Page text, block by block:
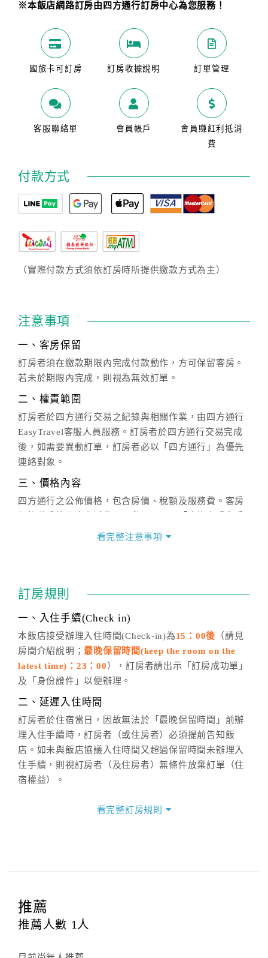
※本飯店網路訂房由四方通行訂房中心為您服務！
國旅卡可訂房 訂房收據說明 訂單管理
客服聯絡單 會員帳戶
會員賺紅利抵消
費
付款方式
（實際付款方式須依訂房時所提供繳款方式為主）
注意事項
一、客房保留
訂房者須在繳款期限內完成付款動作，方可保留客房。
若未於期限內完成，則視為無效訂單。
二、權責範圍
訂房者於四方通行交易之紀錄與相關作業，由四方通行
EasyTravel客服人員服務。訂房者於四方通行交易完成
後，如需要異動訂單，訂房者必以「四方通行」為優先
連絡對象。
三、價格內容
四方通行之公佈價格，包含房價、稅額及服務費。客房
價」之當日價格為標準。
話方式異動訂單。
※非客服時間之申辦異動，皆為次日計算及辦理。
五、客服時間
週一至週日，上午9:00～晚上6:00
六、聯絡方式
(07)9682715 。
看完整注意事項
訂房規則
一、入住手續(Check in)
本飯店接受辦理入住時間(Check-in)為15：00後 （請見
房間介紹說明；最晚保留時間(keep the room on the
latest time)：23：00 ），訂房者請出示「訂房成功單」
及「身份證件」以便辦理。
二、延遲入住時間
訂房者於住宿當日，因故無法於「最晚保留時間」前辦
理入住手續時，訂房者（或住房者）必須提前告知飯
店。如未與飯店協議入住時間又超過保留時間未辦理入
住手續，則視訂房者（及住房者）無條件放棄訂單（住
宿權益）。
四、訂單異動
提出申辦不得異動訂單。
每筆訂單異動限定
辦理取消退款。
看完整訂房規則
推薦
推薦人數 1 人